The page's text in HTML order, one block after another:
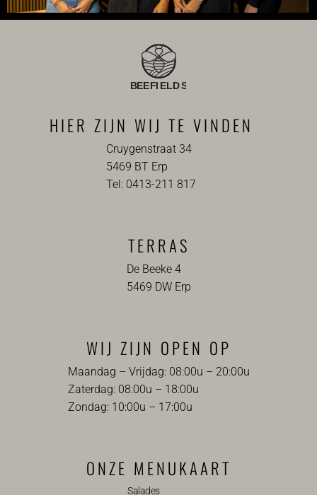
HIER ZIJN WIJ TE VINDEN
Cruygenstraat 34
5469 BT Erp
Tel: 0413-211 817
TERRAS
De Beeke 4
5469 DW Erp
WIJ ZIJN OPEN OP
Maandag – Vrijdag: 08:00u – 20:00u
Zaterdag: 08:00u – 18:00u
Zondag: 10:00u – 17:00u
ONZE MENUKAART
Salades